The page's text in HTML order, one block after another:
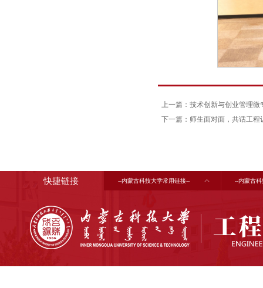
上一篇：技术创新与创业管理
下一篇：师生面对面，共话工程
快捷链接 --内蒙古科技大学常用链接-- --内蒙古